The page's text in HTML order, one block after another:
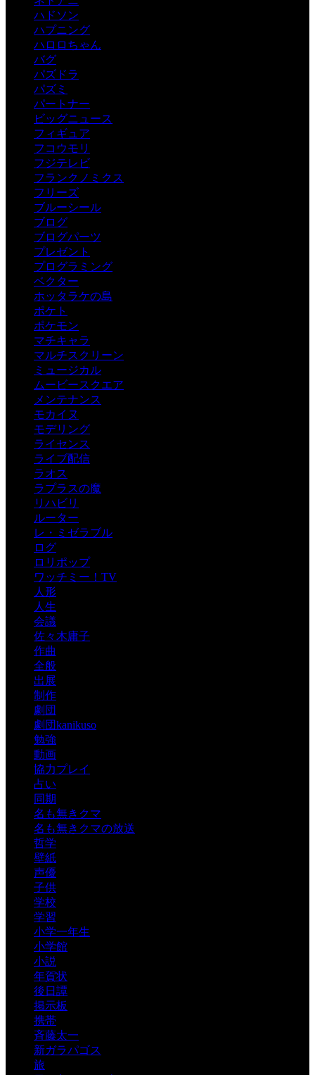
ハドソン
ハプニング
ハロロちゃん
バグ
パズドラ
パズミ
パートナー
ビッグニュース
フィギュア
フコウモリ
フジテレビ
フランクノミクス
フリーズ
ブルーシール
ブログ
ブログパーツ
プレゼント
プログラミング
ベクター
ホッタラケの島
ポケト
ポケモン
マチキャラ
マルチスクリーン
ミュージカル
ムービースクエア
メンテナンス
モカイヌ
モデリング
ライセンス
ライブ配信
ラオス
ラプラスの魔
リハビリ
ルーター
レ・ミゼラブル
ログ
ロリポップ
ワッチミー！TV
人形
人生
会議
佐々木庸子
作曲
全般
出展
制作
劇団
劇団kanikuso
勉強
動画
協力プレイ
占い
同期
名も無きクマ
名も無きクマの放送
哲学
壁紙
声優
子供
学校
学習
小学一年生
小学館
小説
年賀状
後日譚
掲示板
携帯
斉藤太一
新ガラパゴス
旅